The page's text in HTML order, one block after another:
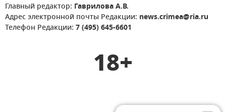
Главный редактор: Гаврилова А.В.
Адрес электронной почты Редакции: news.crimea@ria.ru
Телефон Редакции: 7 (495) 645-6601
18+